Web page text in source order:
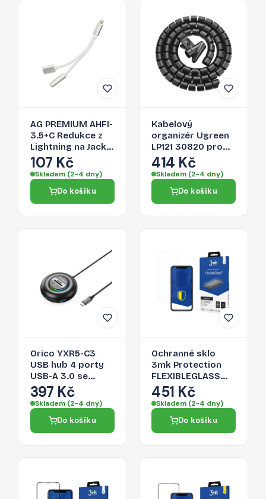
AG PREMIUM AHFI-
3.5+C Redukce z
Lightning na Jack
3,5/Lightning,
stříbrná
107 Kč
Skladem (2-4 dny)
Do košíku
Kabelový
organizér Ugreen
LP121 30820 pro
kabely - černá
414 Kč
Skladem (2-4 dny)
Do košíku
Orico YXR5-C3
USB hub 4 porty
USB-A 3.0 se
čtečkou SD a
microSD 0,3 m –
černý
397 Kč
Skladem (2-4 dny)
Do košíku
Ochranné sklo
3mk Protection
FLEXIBLEGLASS™
pro iPhone 11 Pro
Max - transparent
451 Kč
Skladem (2-4 dny)
Do košíku